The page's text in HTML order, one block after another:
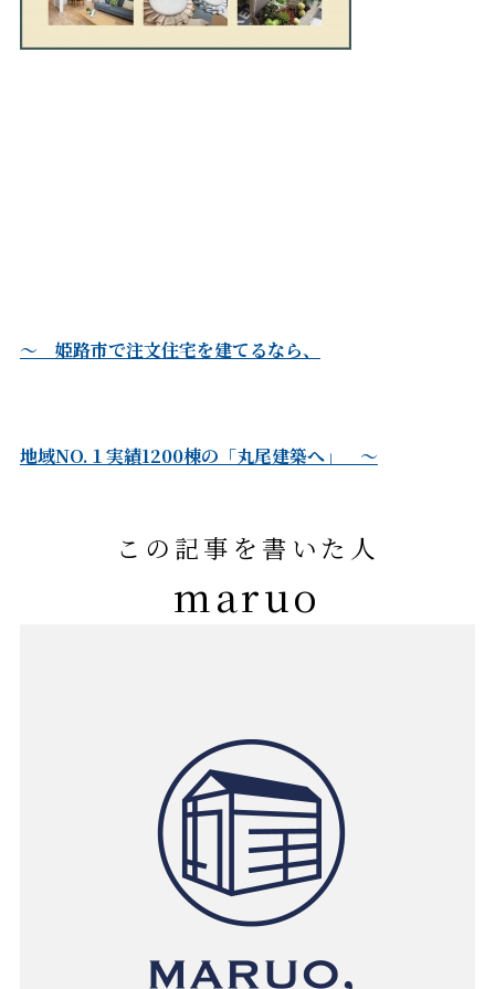
～ 姫路市で注文住宅を建てるなら、
地域NO.１実績1200棟の「丸尾建築へ」 ～
この記事を書いた人
maruo